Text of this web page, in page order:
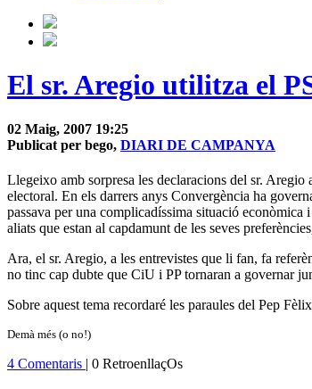
El sr. Aregio utilitza el
02 Maig, 2007 19:25
Publicat per bego, DIARI DE CAMPANYA
Llegeixo amb sorpresa les declaracions del sr. Aregio
electoral. En els darrers anys Convergència ha
passava per una complicadíssima situació
aliats que estan al capdamunt de les seves
Ara, el sr. Aregio, a les entrevistes que li fan, fa
no tinc cap dubte que CiU i PP tornaran a governar
Sobre aquest tema recordaré les paraules del Pep
Demà més (o no!)
4 Comentaris | 0 RetroenllaçOs